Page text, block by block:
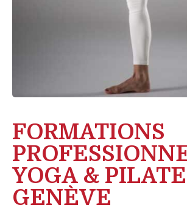
FORMATIONS
YOGA &
GENÈVE